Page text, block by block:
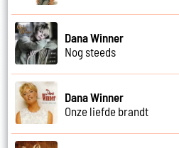
Dana Winner
Nog steeds
Dana Winner
Onze liefde brandt